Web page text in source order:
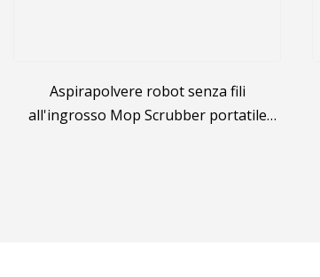
Aspirapolvere robot senza fili
all'ingrosso Mop Scrubber portatile